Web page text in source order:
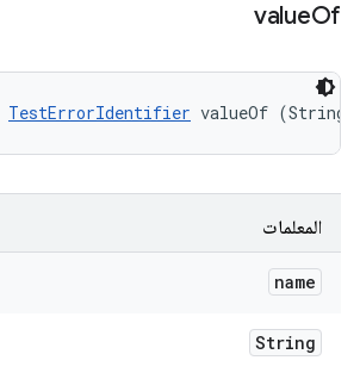
valueOf
TestErrorIdentifier valueOf (String
المعلمات
name
String